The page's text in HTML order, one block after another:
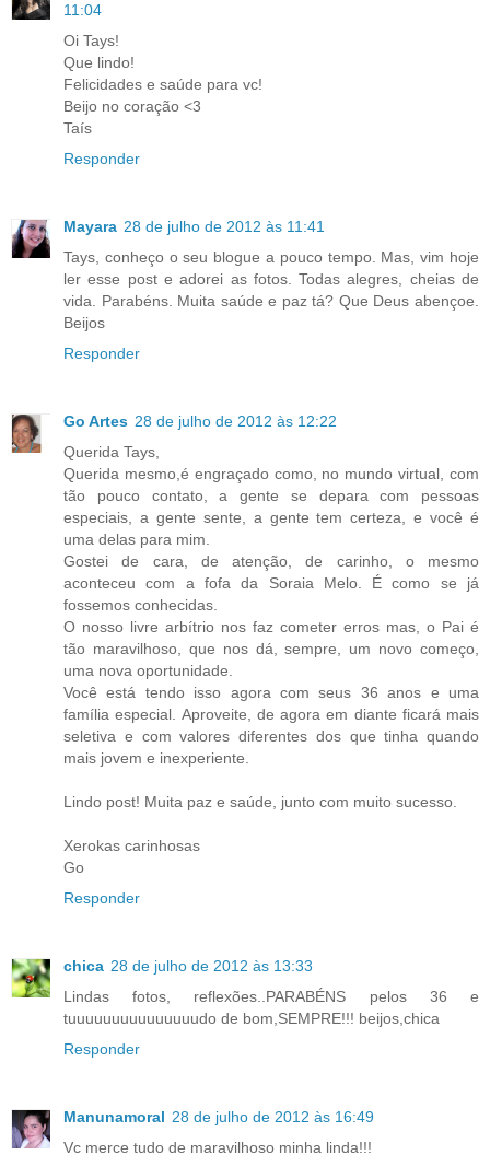
11:04
Oi Tays!
Que lindo!
Felicidades e saúde para vc!
Beijo no coração <3
Taís
Responder
Mayara 28 de julho de 2012 às 11:41
Tays, conheço o seu blogue a pouco tempo. Mas, vim hoje
ler esse post e adorei as fotos. Todas alegres, cheias de
vida. Parabéns. Muita saúde e paz tá? Que Deus abençoe.
Beijos
Responder
Go Artes 28 de julho de 2012 às 12:22
Querida Tays,
Querida mesmo,é engraçado como, no mundo virtual, com
tão pouco contato, a gente se depara com pessoas
especiais, a gente sente, a gente tem certeza, e você é
uma delas para mim.
Gostei de cara, de atenção, de carinho, o mesmo
aconteceu com a fofa da Soraia Melo. É como se já
fossemos conhecidas.
O nosso livre arbítrio nos faz cometer erros mas, o Pai é
tão maravilhoso, que nos dá, sempre, um novo começo,
uma nova oportunidade.
Você está tendo isso agora com seus 36 anos e uma
família especial. Aproveite, de agora em diante ficará mais
seletiva e com valores diferentes dos que tinha quando
mais jovem e inexperiente.
Lindo post! Muita paz e saúde, junto com muito sucesso.
Xerokas carinhosas
Go
Responder
chica 28 de julho de 2012 às 13:33
Lindas fotos, reflexões..PARABÉNS pelos 36 e
tuuuuuuuuuuuuuuudo de bom,SEMPRE!!! beijos,chica
Responder
Manunamoral 28 de julho de 2012 às 16:49
Vc merce tudo de maravilhoso minha linda!!!